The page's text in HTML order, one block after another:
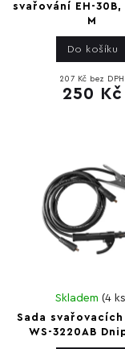
svařování EH-
M
207 Kč bez DPH
250 Kč
Do košíku
Sada
WS-3220AB
Skladem (4 ks